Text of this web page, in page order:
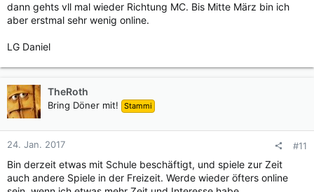
dann gehts vll mal wieder Richtung MC. Bis Mitte März bin ich
aber erstmal sehr wenig online.
LG Daniel
TheRoth
Bring Döner mit! Stammi
24. Jan. 2017 #11
Bin derzeit etwas mit Schule beschäftigt, und spiele zur Zeit
auch andere Spiele in der Freizeit. Werde wieder öfters online